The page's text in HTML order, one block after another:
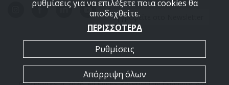
Εγγραφείτε στο Newsletter
ρυθμίσεις για να επιλέξετε ποια cookies θα
αποδεχθείτε.
ΠΕΡΙΣΣΟΤΕΡΑ
Ρυθμίσεις
Απόρριψη όλων